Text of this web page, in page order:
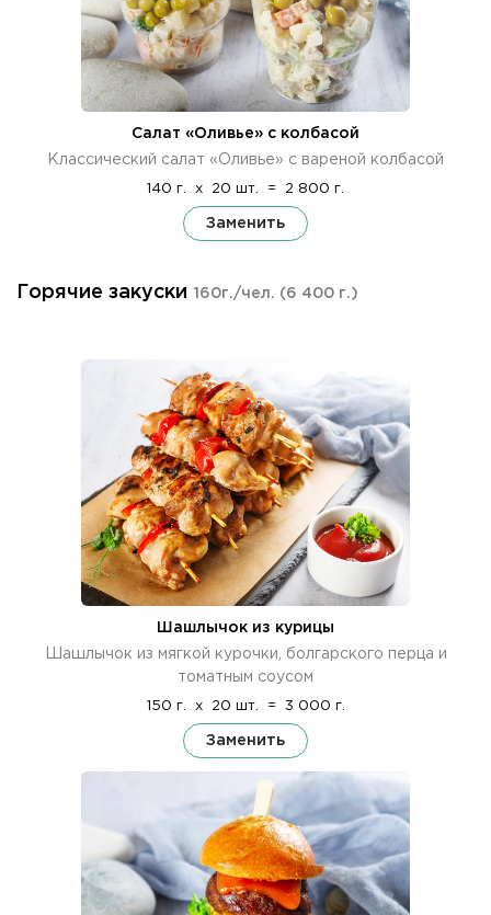
Салат «Оливье» с колбасой
Классический салат «Оливье» с вареной колбасой
140 г. x 20 шт. = 2 800 г.
Заменить
Горячие закуски 160г./чел. (6 400 г.)
Шашлычок из курицы
Шашлычок из мягкой курочки, болгарского перца и
томатным соусом
150 г. x 20 шт. = 3 000 г.
Заменить